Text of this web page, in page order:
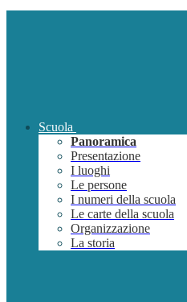
Scuola
Panoramica
Presentazione
I luoghi
Le persone
I numeri della scuola
Le carte della scuola
Organizzazione
La storia